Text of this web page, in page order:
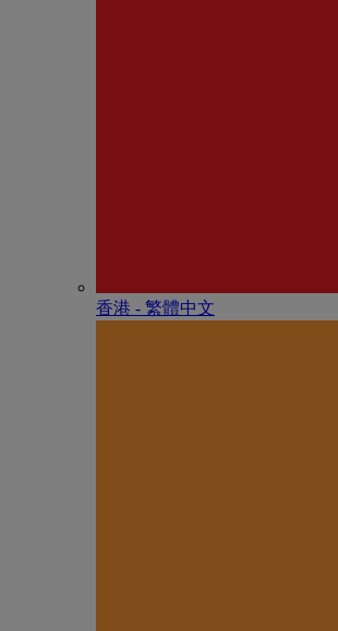
香港 - 繁體中文